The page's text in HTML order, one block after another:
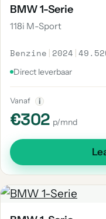
BMW 1-Serie
118i M-Sport
Benzine | 2024 |
Direct leverbaar
Vanaf i
€302 p/mnd